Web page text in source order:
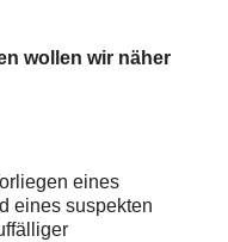
wollen wir näher
eines
eines suspekten